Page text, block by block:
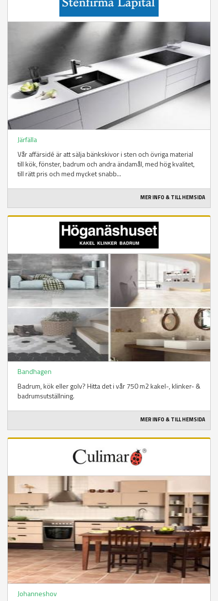
Järfälla
Vår affärsidé är att sälja bänkskivor i sten och övriga material
till kök, fönster, badrum och andra ändamål, med hög kvalitet,
till rätt pris och med mycket snabb...
MER INFO & TILL HEMSIDA
Bandhagen
Badrum, kök eller golv? Hitta det i vår 750 m2 kakel-, klinker- &
badrumsutställning.
MER INFO & TILL HEMSIDA
Johanneshov